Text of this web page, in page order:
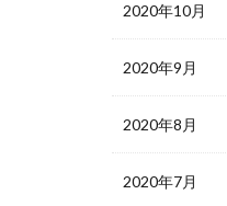
2020年10月
2020年9月
2020年8月
2020年7月